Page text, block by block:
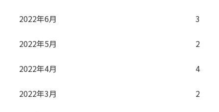
2022年6月 3
2022年5月 2
2022年4月 4
2022年3月 2